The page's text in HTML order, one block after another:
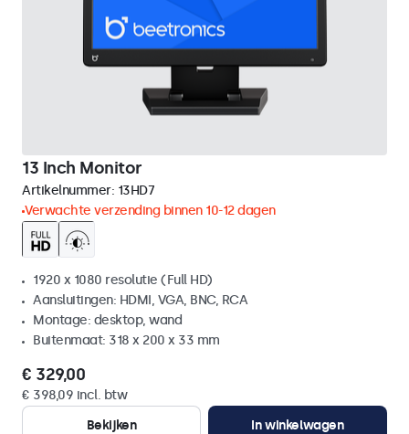
13 Inch Monitor
Artikelnummer: 13HD7
Verwachte verzending binnen 10-12 dagen
1920 x 1080 resolutie (Full HD)
Aansluitingen: HDMI, VGA, BNC, RCA
Montage: desktop, wand
Buitenmaat: 318 x 200 x 33 mm
€ 329,00
€ 398,09 incl. btw
Bekijken
In winkelwagen